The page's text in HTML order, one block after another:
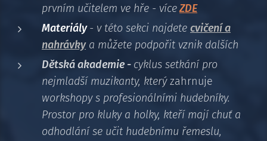
prvním učitelem ve hře - víceZDE
Materiály - v této sekci najdete cvičení a
nahrávky a můžete podpořit vznik dalších
Dětská akademie - cyklus setkání pro
nejmladší muzikanty, který zahrnuje
workshopy s profesionálními hudebníky.
Prostor pro kluky a holky, kteří mají chuť a
odhodlání se učit hudebnímu řemeslu,